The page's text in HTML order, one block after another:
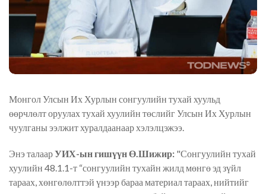
Монгол Улсын Их Хурлын сонгуулийн тухай хуульд
өөрчлөлт оруулах тухай хуулийн төслийг Улсын Их Хурлын
чуулганы ээлжит хуралдаанаар хэлэлцэжээ.
Энэ талаарУИХ-ын гишүүн Ө.Шижир: "Сонгуулийн тухай
хуулийн 48.1.1-т “сонгуулийн тухайн жилд мөнгө эд зүйл
тараах, хөнгөлөлттэй үнээр бараа материал тараах, нийтийг